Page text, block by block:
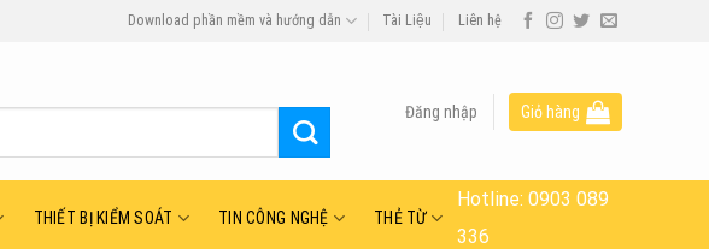
Download phần mềm và hướng dẫn Tài Liệu Liên hệ
Đăng nhập Giỏ hàng
THIẾT BỊ KIỂM SOÁT TIN CÔNG NGHỆ THẺ TỪ
Hotline:0903 089
336